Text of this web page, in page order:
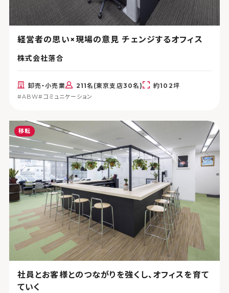
経営者の思い×現場の意見 チェンジするオフィス
株式会社落合
卸売・小売業 211名(東京支店30名) 約102坪
#ABW#コミュニケーション
移転
社員とお客様とのつながりを強くし、オフィスを育て
ていく